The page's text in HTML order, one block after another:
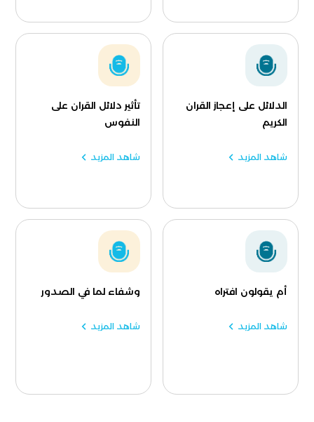
الدلائل على إعجاز القران
الكريم
شاهد المزيد
تأثير دلائل القران على
النفوس
شاهد المزيد
أم يقولون افتراه
شاهد المزيد
وشفاء لما في الصدور
شاهد المزيد